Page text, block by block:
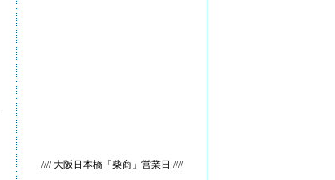
//// 大阪日本橋「柴商」営業日 ////